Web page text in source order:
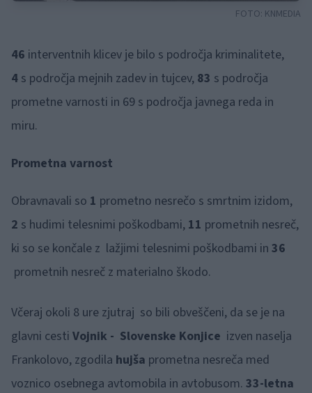
FOTO: KNMEDIA
46 interventnih klicev je bilo s področja kriminalitete,
4 s področja mejnih zadev in tujcev, 83 s področja
prometne varnosti in 69 s področja javnega reda in
miru.
Prometna varnost
Obravnavali so 1 prometno nesrečo s smrtnim izidom,
2 s hudimi telesnimi poškodbami, 11 prometnih nesreč,
ki so se končale z lažjimi telesnimi poškodbami in 36
prometnih nesreč z materialno škodo.
Včeraj okoli 8 ure zjutraj so bili obveščeni, da se je na
glavni cesti Vojnik - Slovenske Konjice izven naselja
Frankolovo, zgodila hujša prometna nesreča med
voznico osebnega avtomobila in avtobusom. 33-letna